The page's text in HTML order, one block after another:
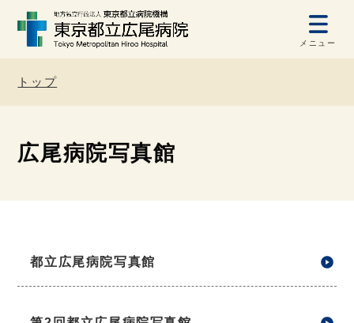
メニュー
トップ
広尾病院写真館
都立広尾病院写真館